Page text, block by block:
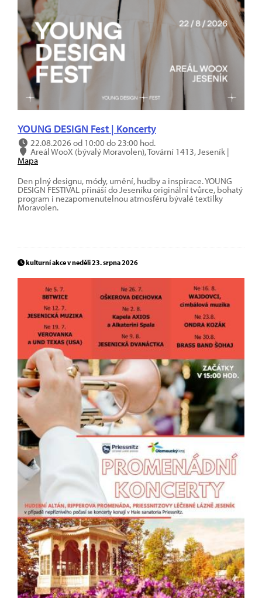
YOUNG DESIGN Fest | Koncerty
22.08.2026 od 10:00 do 23:00 hod.
Areál WooX (bývalý Moravolen), Tovární 1413, Jeseník |
Mapa
Den plný designu, módy, umění, hudby a inspirace. YOUNG
DESIGN FESTIVAL přináší do Jeseníku originální tvůrce, bohatý
program i nezapomenutelnou atmosféru bývalé textilky
Moravolen.
kulturní akce v neděli 23. srpna 2026